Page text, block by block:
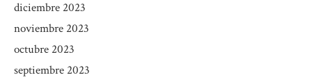
diciembre 2023
noviembre 2023
octubre 2023
septiembre 2023